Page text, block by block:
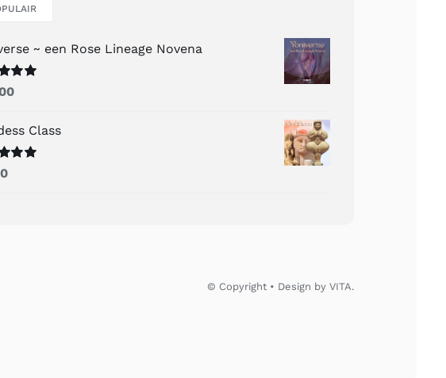
~ een Rose Lineage Novena
5
Class
© Copyright • Design by VITA.